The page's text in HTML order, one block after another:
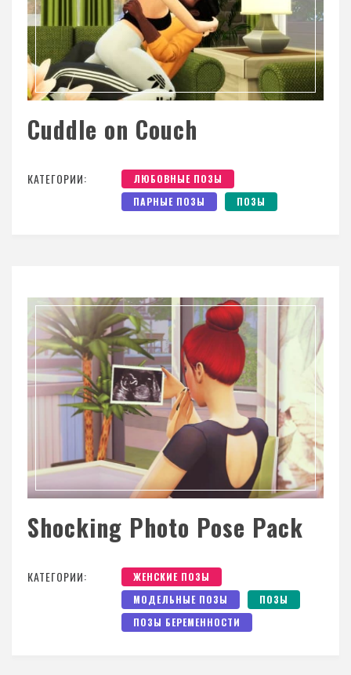
Cuddle on Couch
КАТЕГОРИИ:
ЛЮБОВНЫЕ ПОЗЫ
ПАРНЫЕ ПОЗЫ
ПОЗЫ
Shocking Photo Pose Pack
КАТЕГОРИИ:
ЖЕНСКИЕ ПОЗЫ
МОДЕЛЬНЫЕ ПОЗЫ
ПОЗЫ
ПОЗЫ БЕРЕМЕННОСТИ